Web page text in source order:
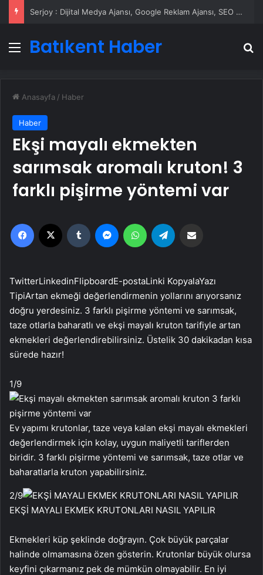
Serjoy : Dijital Medya Ajansı, Google Reklam Ajansı, SEO Ajansı ve Web Tasarım Ajansı
Menü
Batıkent Haber
Anasayfa / Haber
Haber
Ekşi mayalı ekmekten
sarımsak aromalı kruton! 3
farklı pişirme yöntemi var
Facebook Tumblr MessengerWhatsApp
TwitterLinkedinFlipboardE-postaLinki KopyalaYazı
TipiArtan ekmeği değerlendirmenin yollarını arıyorsanız
doğru yerdesiniz. 3 farklı pişirme yöntemi ve sarımsak,
taze otlarla baharatlı ve ekşi mayalı kruton tarifiyle artan
ekmekleri değerlendirebilirsiniz. Üstelik 30 dakikadan kısa
sürede hazır!
1/9
Ev yapımı krutonlar, taze veya kalan ekşi mayalı ekmekleri
değerlendirmek için kolay, uygun maliyetli tariflerden
biridir. 3 farklı pişirme yöntemi ve sarımsak, taze otlar ve
baharatlarla kruton yapabilirsiniz.
2/9
EKŞİ MAYALI EKMEK KRUTONLARI NASIL YAPILIR
Ekmekleri küp şeklinde doğrayın. Çok büyük parçalar
halinde olmamasına özen gösterin. Krutonlar büyük olursa
keyfini çıkarmanız pek de mümkün olmayabilir. En iyi